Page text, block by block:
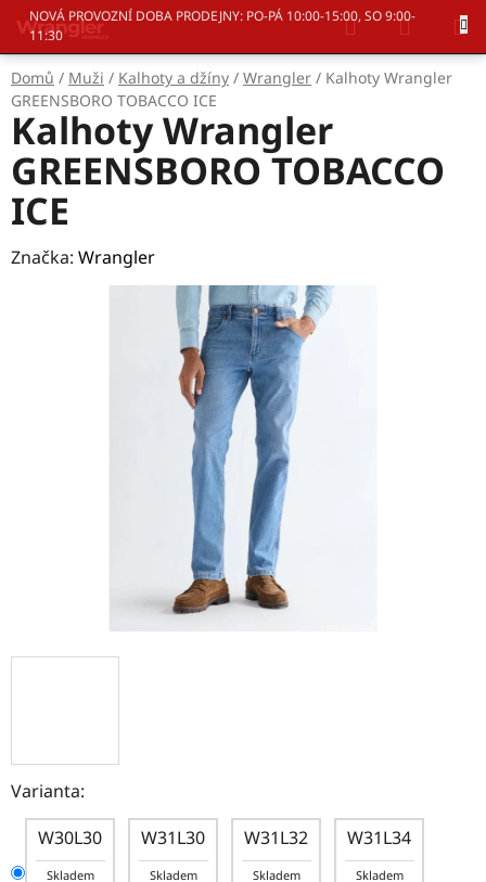
Přejít
obsah
NOVÁ PROVOZNÍ DOBA PRODEJNY: PO-PÁ 10:00-15:00, SO 9:00-
11:30
Hledat
KOŠÍK
Domů / Muži / Kalhoty a džíny / Wrangler / Kalhoty Wrangler
GREENSBORO TOBACCO ICE
Varianta:
W30L30
Skladem
W31L30
Skladem
W31L32
Skladem
W31L34
Skladem
Kalhoty Wrangler
GREENSBORO TOBACCO
ICE
Značka: Wrangler